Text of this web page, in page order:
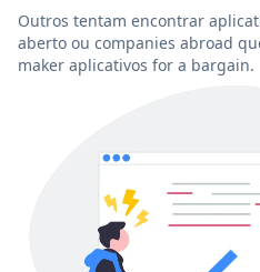
Outros tentam encontrar
aberto ou companies abroad
maker aplicativos for a bargain.